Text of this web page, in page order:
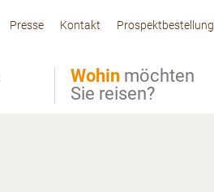
Wohin möchten
Sie reisen?
Presse Kontakt Prospektbestellung